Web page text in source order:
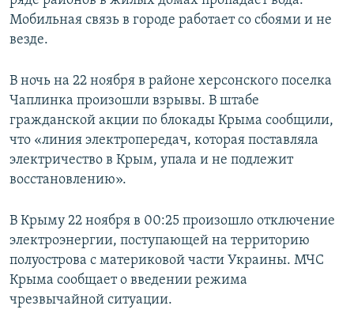
Мобильная связь в городе работает со сбоями и не
везде.
В ночь на 22 ноября в районе херсонского поселка
Чаплинка произошли взрывы. В штабе
гражданской акции по блокады Крыма сообщили,
что «линия электропередач, которая поставляла
электричество в Крым, упала и не подлежит
восстановлению».
В Крыму 22 ноября в 00:25 произошло отключение
электроэнергии, поступающей на территорию
полуострова с материковой части Украины. МЧС
Крыма сообщает о введении режима
чрезвычайной ситуации.